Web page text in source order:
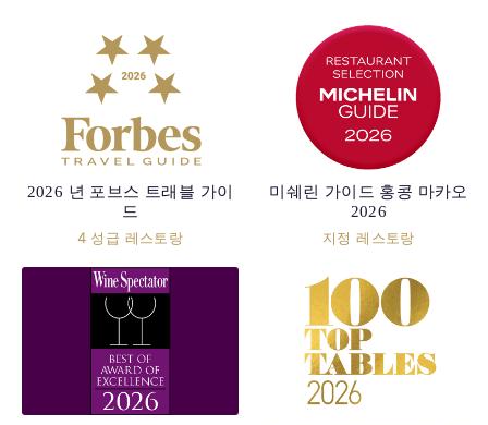
2026 년 포브스 트래블 가이
드
4 성급 레스토랑
미쉐린 가이드 홍콩 마카오
2026
지정 레스토랑